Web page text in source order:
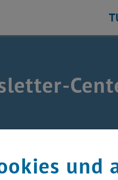
und